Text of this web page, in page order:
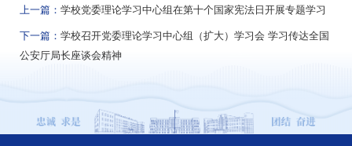
上一篇： 学校党委理论学习中心组在第十个国家宪法日开展专题学习
下一篇： 学校召开党委理论学习中心组（扩大）学习会 学习传达全国
公安厅局长座谈会精神